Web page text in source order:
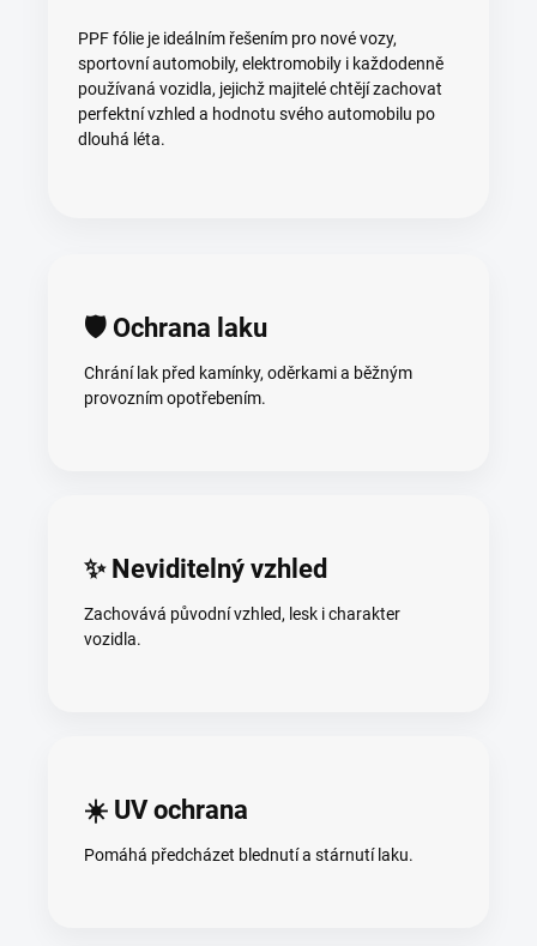
PPF fólie je ideálním řešením pro nové vozy,
sportovní automobily, elektromobily i každodenně
používaná vozidla, jejichž majitelé chtějí zachovat
perfektní vzhled a hodnotu svého automobilu po
dlouhá léta.
🛡️ Ochrana laku
Chrání lak před kamínky, oděrkami a běžným
provozním opotřebením.
✨ Neviditelný vzhled
Zachovává původní vzhled, lesk i charakter
vozidla.
☀️ UV ochrana
Pomáhá předcházet blednutí a stárnutí laku.